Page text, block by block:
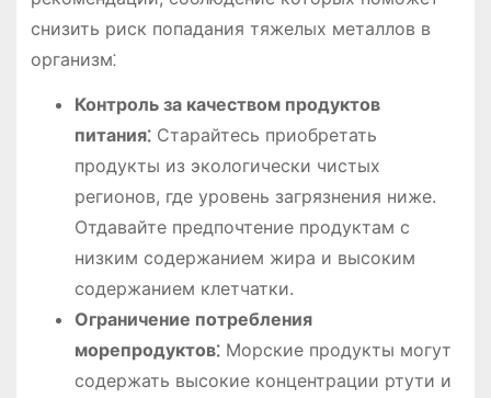
снизить риск попадания тяжелых металлов в
организм⁚
Контроль за качеством продуктов
питания⁚Старайтесь приобретать
продукты из экологически чистых
регионов, где уровень загрязнения ниже.
Отдавайте предпочтение продуктам с
низким содержанием жира и высоким
содержанием клетчатки.
Ограничение потребления
морепродуктов⁚Морские продукты могут
содержать высокие концентрации ртути и